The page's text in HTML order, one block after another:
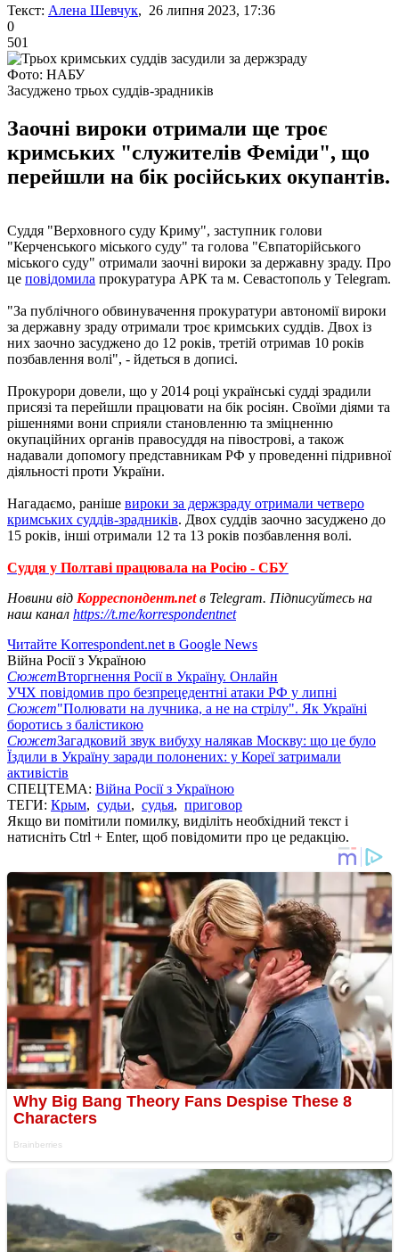
Текст: Алена Шевчук, 26 липня 2023, 17:36
0
501
Фото: НАБУ
Засуджено трьох суддів-зрадників
Заочні вироки отримали ще троє
кримських "служителів Феміди", що
перейшли на бік російських окупантів.
Суддя "Верховного суду Криму", заступник голови
"Керченського міського суду" та голова "Євпаторійського
міського суду" отримали заочні вироки за державну зраду. Про
це повідомила прокуратура АРК та м. Севастополь у Telegram.
"За публічного обвинувачення прокуратури автономії вироки
за державну зраду отримали троє кримських суддів. Двох із
них заочно засуджено до 12 років, третій отримав 10 років
позбавлення волі", - йдеться в дописі.
Прокурори довели, що у 2014 році українські судді зрадили
присязі та перейшли працювати на бік росіян. Своїми діями та
рішеннями вони сприяли становленню та зміцненню
окупаційних органів правосуддя на півострові, а також
надавали допомогу представникам РФ у проведенні підривної
діяльності проти України.
Нагадаємо, раніше вироки за держзраду отримали четверо
кримських суддів-зрадників. Двох суддів заочно засуджено до
15 років, інші отримали 12 та 13 років позбавлення волі.
Суддя у Полтаві працювала на Росію - СБУ
Новини від Корреспондент.netв Telegram. Підписуйтесь на
наш канал https://t.me/korrespondentnet
Читайте Korrespondent.net в Google News
Війна Росії з Україною
СюжетВторгнення Росії в Україну. Онлайн
УЧХ повідомив про безпрецедентні атаки РФ у липні
Сюжет"Полювати на лучника, а не на стрілу". Як Україні
боротись з балістикою
СюжетЗагадковий звук вибуху налякав Москву: що це було
Їздили в Україну заради полонених: у Кореї затримали
активістів
СПЕЦТЕМА: Війна Росії з Україною
ТЕГИ: Крым, судьи, судья, приговор
Якщо ви помітили помилку, виділіть необхідний текст і
натисніть Ctrl + Enter, щоб повідомити про це редакцію.